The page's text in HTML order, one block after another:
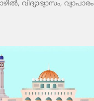
വിദ്യാഭ്യാസം, വ്യാപാരം